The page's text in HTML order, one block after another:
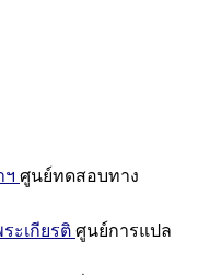
ฯ ศูนย์ทดสอบทาง
ะเกียรติ ศูนย์การแปล